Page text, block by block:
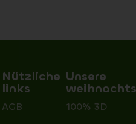
Nützliche
links
AGB
Unsere
100% 3D